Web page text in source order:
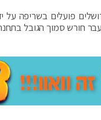
פועלים בשריפה על
אל עבר חורש סמוך